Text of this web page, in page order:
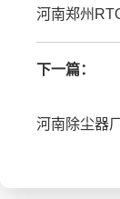
下一篇：